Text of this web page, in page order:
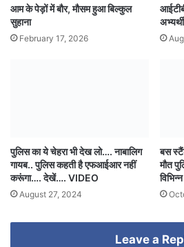
आम के पेड़ों में बौर, मौसम हुआ बिल्कुल
सुहाना
February 17, 2026
पुलिस का ये चेहरा भी देख लो…. नाबालिग
गायब.. पुलिस कहती है एफआईआर नहीं
करूंगा…. देखें…. VIDEO
August 27, 2024
बस
मौत
Leave a